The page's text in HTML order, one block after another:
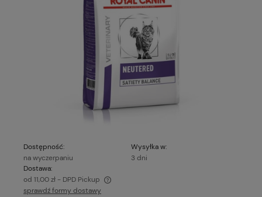
Dostępność:
na wyczerpaniu
Wysyłka w:
3 dni
Dostawa:
od 11,00 zł - DPD Pickup
Cena nie zawiera ewentualnych kosztów płatności
sprawdź formy dostawy